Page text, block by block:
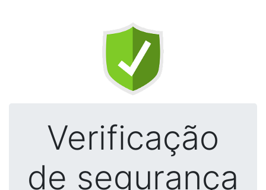
Verificação
de segurança